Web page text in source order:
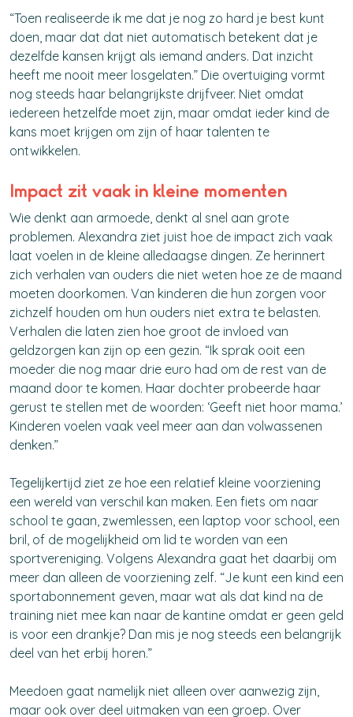
“Toen realiseerde ik me dat je nog zo hard je best kunt
doen, maar dat dat niet automatisch betekent dat je
dezelfde kansen krijgt als iemand anders. Dat inzicht
heeft me nooit meer losgelaten.” Die overtuiging vormt
nog steeds haar belangrijkste drijfveer. Niet omdat
iedereen hetzelfde moet zijn, maar omdat ieder kind de
kans moet krijgen om zijn of haar talenten te
ontwikkelen.
Impact zit vaak in kleine momenten
Wie denkt aan armoede, denkt al snel aan grote
problemen. Alexandra ziet juist hoe de impact zich vaak
laat voelen in de kleine alledaagse dingen. Ze herinnert
zich verhalen van ouders die niet weten hoe ze de maand
moeten doorkomen. Van kinderen die hun zorgen voor
zichzelf houden om hun ouders niet extra te belasten.
Verhalen die laten zien hoe groot de invloed van
geldzorgen kan zijn op een gezin. “Ik sprak ooit een
moeder die nog maar drie euro had om de rest van de
maand door te komen. Haar dochter probeerde haar
gerust te stellen met de woorden: ‘Geeft niet hoor mama.’
Kinderen voelen vaak veel meer aan dan volwassenen
denken.”
Tegelijkertijd ziet ze hoe een relatief kleine voorziening
een wereld van verschil kan maken. Een fiets om naar
school te gaan, zwemlessen, een laptop voor school, een
bril, of de mogelijkheid om lid te worden van een
sportvereniging. Volgens Alexandra gaat het daarbij om
meer dan alleen de voorziening zelf. “Je kunt een kind een
sportabonnement geven, maar wat als dat kind na de
training niet mee kan naar de kantine omdat er geen geld
is voor een drankje? Dan mis je nog steeds een belangrijk
deel van het erbij horen.”
Meedoen gaat namelijk niet alleen over aanwezig zijn,
maar ook over deel uitmaken van een groep. Over